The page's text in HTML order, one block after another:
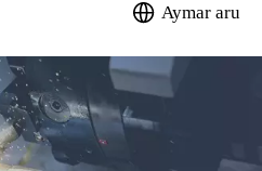
Aymar aru